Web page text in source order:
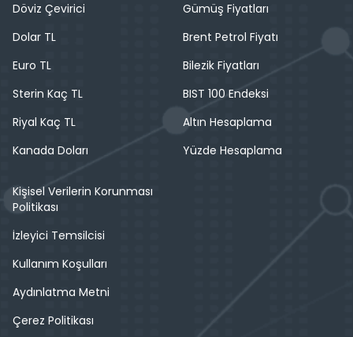
Döviz Çevirici
Dolar TL
Euro TL
Sterin Kaç TL
Riyal Kaç TL
Kanada Doları
Gümüş Fiyatları
Brent Petrol Fiyatı
Bilezik Fiyatları
BIST 100 Endeksi
Altın Hesaplama
Yüzde Hesaplama
Kişisel Verilerin Korunması
Politikası
İzleyici Temsilcisi
Kullanım Koşulları
Aydınlatma Metni
Çerez Politikası